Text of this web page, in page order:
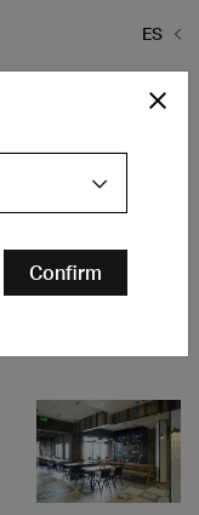
ES
Bares y
Restaurantes
Ristorante
Confirm